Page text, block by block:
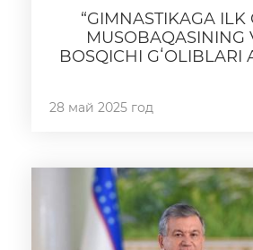
“GIMNASTIKAGA
MUSOBAQASINING
BOSQICHI GʻOLIBLARI
28 май 2025 год